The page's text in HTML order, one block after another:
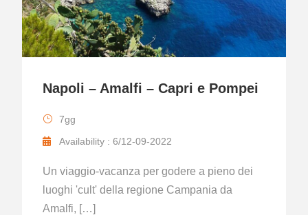
Napoli – Amalfi – Capri e Pompei
7gg
Availability : 6/12-09-2022
Un viaggio-vacanza per godere a pieno dei
luoghi 'cult' della regione Campania da
Amalfi, […]